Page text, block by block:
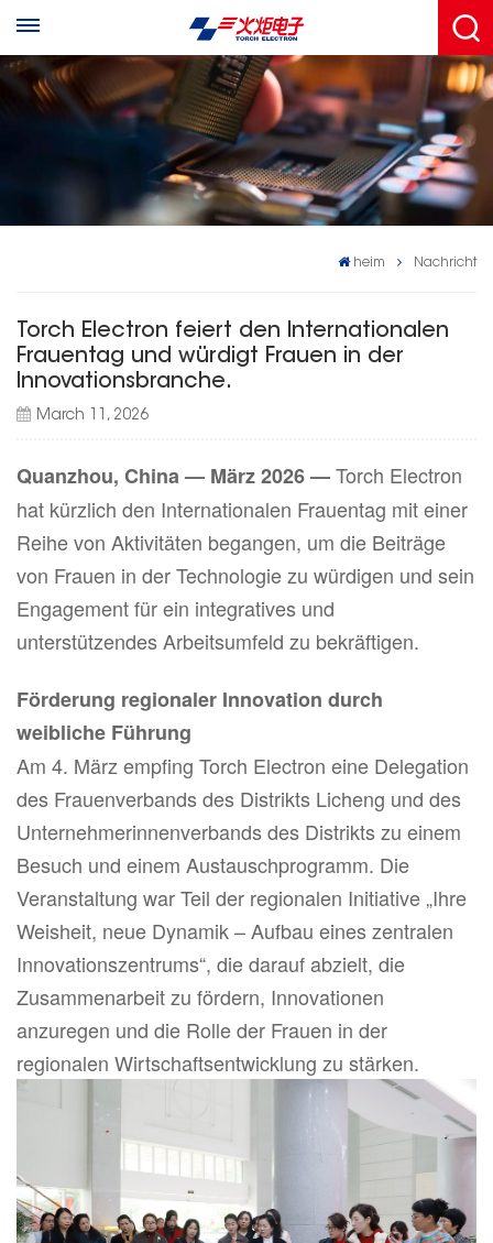
heim Nachricht
Torch Electron feiert den Internationalen
Frauentag und würdigt Frauen in der
Innovationsbranche.
March 11, 2026
Quanzhou, China — März 2026 —Torch Electron
hat kürzlich den Internationalen Frauentag mit einer
Reihe von Aktivitäten begangen, um die Beiträge
von Frauen in der Technologie zu würdigen und sein
Engagement für ein integratives und
unterstützendes Arbeitsumfeld zu bekräftigen.
Förderung regionaler Innovation durch
weibliche Führung
Am 4. März empfing Torch Electron eine Delegation
des Frauenverbands des Distrikts Licheng und des
Unternehmerinnenverbands des Distrikts zu einem
Besuch und einem Austauschprogramm. Die
Veranstaltung war Teil der regionalen Initiative „Ihre
Weisheit, neue Dynamik – Aufbau eines zentralen
Innovationszentrums“, die darauf abzielt, die
Zusammenarbeit zu fördern, Innovationen
anzuregen und die Rolle der Frauen in der
regionalen Wirtschaftsentwicklung zu stärken.